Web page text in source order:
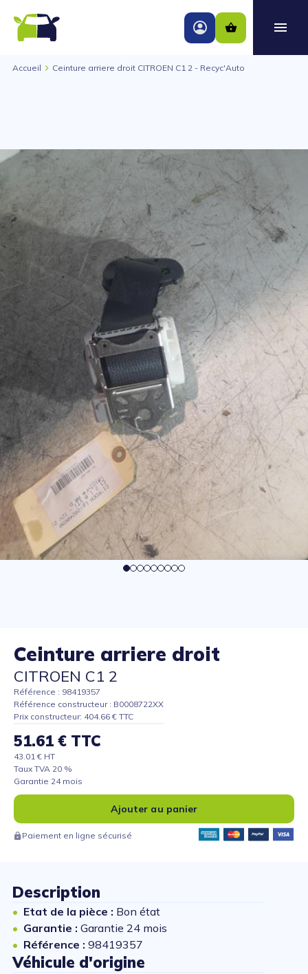
Accueil Ceinture arriere droit CITROEN C1 2 - Recyc'Auto
Ceinture arriere droit
CITROEN C1 2
Référence : 98419357
Référence constructeur : B0008722XX
Prix constructeur: 404.66 € TTC
51.61 € TTC
43.01 € HT
Taux TVA 20 %
Garantie 24 mois
Ajouter au panier
Paiement en ligne sécurisé
Description
Etat de la pièce : Bon état
Garantie : Garantie 24 mois
Référence : 98419357
Véhicule d'origine